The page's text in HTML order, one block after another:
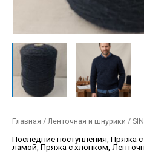
Главная / Ленточная и шнурики /
Последние поступления, Пряжа с
ламой, Пряжа с хлопком,